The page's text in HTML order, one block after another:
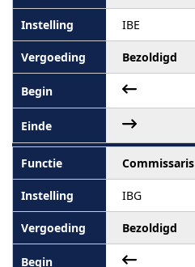
IBE
Bezoldigd
Commissaris
IBG
Bezoldigd